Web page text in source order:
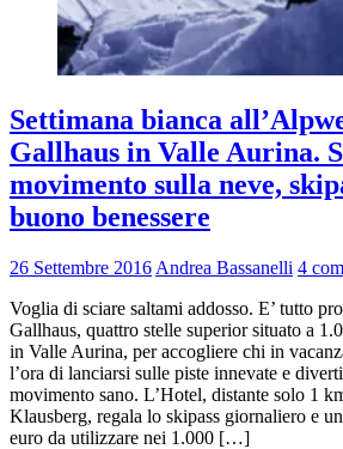
Settimana bianca
Gallhaus in Valle Aurina.
movimento sulla neve,
buono benessere
26 Settembre 2016 Andrea Bassanelli 4
Voglia di sciare saltami addosso. E’ tutto
Gallhaus, quattro stelle superior situato a
in Valle Aurina, per accogliere chi in
l’ora di lanciarsi sulle piste innevate e
movimento sano. L’Hotel, distante solo 1
Klausberg, regala lo skipass giornaliero e
euro da utilizzare nei 1.000 […]